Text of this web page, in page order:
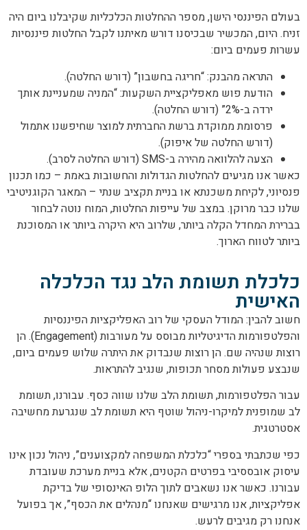
בעולם הפיננסי הישן, מספר ההחלטות הכלכליות שקיבלנו ביום היה
זניח. היום, המכשיר שבכיסנו דורש מאיתנו לקבל החלטות פיננסיות
עשרות פעמים ביום:
התראה מהבנק: “חריגה בחשבון” (דורש החלטה).
הודעת פוש מאפליקציית השקעות: “המניה שמעניינת אותך
ירדה ב-2%” (דורש החלטה).
פרסומת ממוקדת ברשת החברתית למוצר שחיפשנו אתמול
(דורש החלטה של איפוק).
הצעה להלוואה מהירה ב-SMS (דורש החלטה לסרב).
כאשר אנו מגיעים להחלטות הגדולות והחשובות באמת – כמו תכנון
פנסיוני, לקיחת משכנתא או בניית תקציב שנתי – המאגר הקוגניטיבי
שלנו כבר מרוקן. במצב של עייפות החלטות, המוח נוטה לבחור
בברירת המחדל הקלה ביותר, שלרוב היא היקרה ביותר או המסוכנת
ביותר לטווח הארוך.
כלכלת תשומת הלב נגד הכלכלה
האישית
חשוב להבין: המודל העסקי של רוב האפליקציות הפיננסיות
והפלטפורמות הדיגיטליות מבוסס על מעורבות (Engagement). הן
רוצות שנהיה שם. הן רוצות שנבדוק את היתרה שלוש פעמים ביום,
שנבצע פעולות מסחר תכופות, שנגיב להתראות.
עבור הפלטפורמות, תשומת הלב שלנו שווה כסף. עבורנו, תשומת
לב שמופנית למיקרו-ניהול שוטף היא תשומת לב שנגרעת מחשיבה
אסטרטגית.
כפי שכתבתי בספרי “כלכלת המשפחה למקצוענים”, ניהול נכון אינו
עיסוק אובססיבי בפרטים הקטנים, אלא בניית מערכת שעובדת
עבורנו. כאשר אנו נשאבים לתוך הלופ האינסופי של בדיקת
אפליקציות, אנו מרגישים שאנחנו “מנהלים את הכסף”, אך בפועל
אנחנו רק מגיבים לרעש.